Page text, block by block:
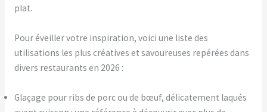
plat.
Pour éveiller votre inspiration, voici une liste des
utilisations les plus créatives et savoureuses repérées dans
divers restaurants en 2026 :
Glaçage pour ribs de porc ou de bœuf, délicatement laqués